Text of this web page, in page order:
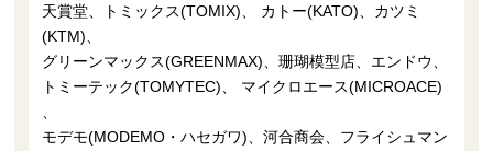
天賞堂、
トミックス(TOMIX)、 カトー(KATO)、カツミ
(KTM)、
グリーンマックス(GREENMAX)、 珊瑚模型店、エンドウ、
トミーテック(TOMYTEC)、 マイクロエース(MICROACE)
モデモ(MODEMO・ハセガワ)、河合商会、フライシュマン